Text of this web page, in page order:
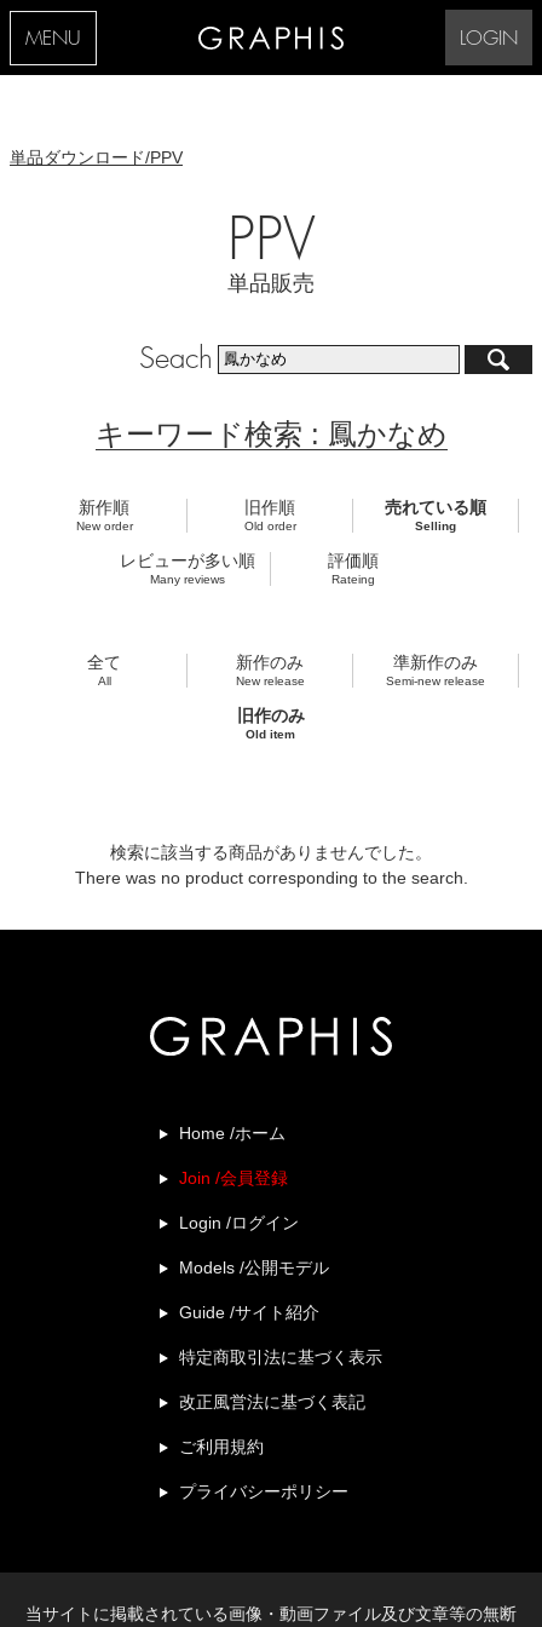
MENU LOGIN
単品ダウンロード/PPV
PPV
単品販売
Seach
キーワード検索 : 鳳かなめ
新作順
New order
旧作順
Old order
売れている順
Selling
レビューが多い順
Many reviews
評価順
Rateing
全て
All
新作のみ
New release
準新作のみ
Semi-new release
旧作のみ
Old item
検索に該当する商品がありませんでした。
There was no product corresponding to the search.
Home /ホーム
Join /会員登録
Login /ログイン
Models /公開モデル
Guide /サイト紹介
特定商取引法に基づく表示
改正風営法に基づく表記
ご利用規約
プライバシーポリシー
当サイトに掲載されている画像・動画ファイル及び文章等の無断